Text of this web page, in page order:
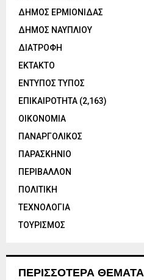
ΔΗΜΟΣ ΕΡΜΙΟΝΙΔΑΣ
ΔΗΜΟΣ ΝΑΥΠΛΙΟΥ
ΔΙΑΤΡΟΦΗ
ΕΚΤΑΚΤΟ
ΕΝΤΥΠΟΣ ΤΥΠΟΣ
ΕΠΙΚΑΙΡΟΤΗΤΑ (2,163)
ΟΙΚΟΝΟΜΙΑ
ΠΑΝΑΡΓΟΛΙΚΟΣ
ΠΑΡΑΣΚΗΝΙΟ
ΠΕΡΙΒΑΛΛΟΝ
ΠΟΛΙΤΙΚΗ
ΤΕΧΝΟΛΟΓΙΑ
ΤΟΥΡΙΣΜΟΣ
ΠΕΡΙΣΣΟΤΕΡΑ ΘΕΜΑΤΑ